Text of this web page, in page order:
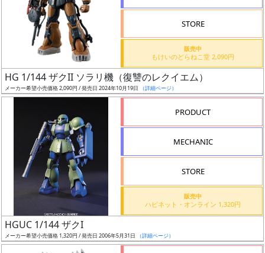
最
安
STORE
販売中
もけいのどらねこ堂 2,090円
HG 1/144 ザクII ソラリ機（復讐のレクイエム）
メーカー希望小売価格 2,090円 / 発売日 2024年10月19日 （詳細ページ）
PRODUCT
MECHANIC
STORE
販売中
ハピネット・オンライン 1,320円
HGUC 1/144 ザクI
メーカー希望小売価格 1,320円 / 発売日 2006年5月31日 （詳細ページ）